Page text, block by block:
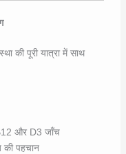
की पूरी यात्रा में साथ
और D3 जाँच
की पहचान